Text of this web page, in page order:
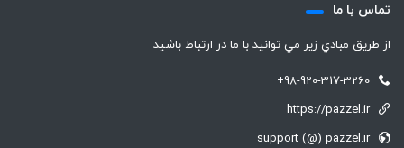
تماس با ما
از طريق مبادي زير مي توانيد با ما در ارتباط باشيد
+98-920-317-3260
https://pazzel.ir
support (@) pazzel.ir